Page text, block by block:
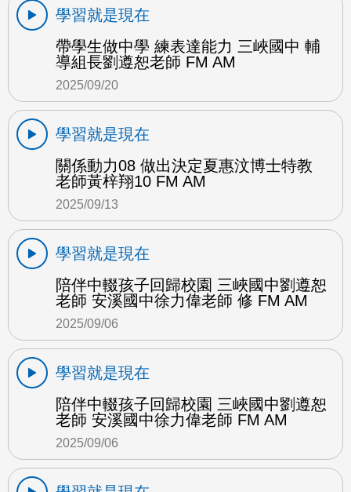
學習就是現在
帶學生做中學 練表達能力 三峽國中 輔
導組長劉遵恕老師 FM AM
2025/09/20
學習就是現在
關係動力08 做出決定夏惠汶博士特教
老師黃梓翔10 FM AM
2025/09/13
學習就是現在
陪伴中輟孩子回歸校園 三峽國中劉遵恕
老師 安溪國中徐力偉老師 修 FM AM
2025/09/06
學習就是現在
陪伴中輟孩子回歸校園 三峽國中劉遵恕
老師 安溪國中徐力偉老師 FM AM
2025/09/06